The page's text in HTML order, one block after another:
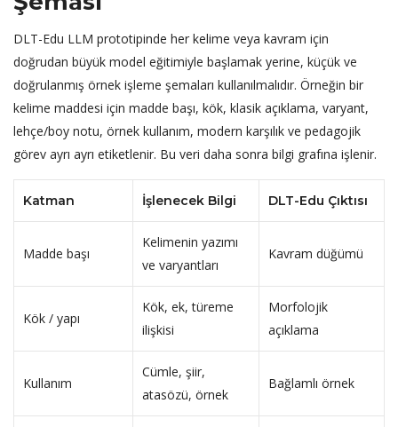
DLT-Edu LLM prototipinde her kelime veya kavram için
doğrudan büyük model eğitimiyle başlamak yerine, küçük ve
doğrulanmış örnek işleme şemaları kullanılmalıdır. Örneğin bir
kelime maddesi için madde başı, kök, klasik açıklama, varyant,
lehçe/boy notu, örnek kullanım, modern karşılık ve pedagojik
görev ayrı ayrı etiketlenir. Bu veri daha sonra bilgi grafına işlenir.
Katman İşlenecek Bilgi DLT-Edu Çıktısı
Madde başı
Kelimenin yazımı
ve varyantları
Kavram düğümü
Kök / yapı
Kök, ek, türeme
ilişkisi
Morfolojik
açıklama
Kullanım
Cümle, şiir,
atasözü, örnek
Bağlamlı örnek